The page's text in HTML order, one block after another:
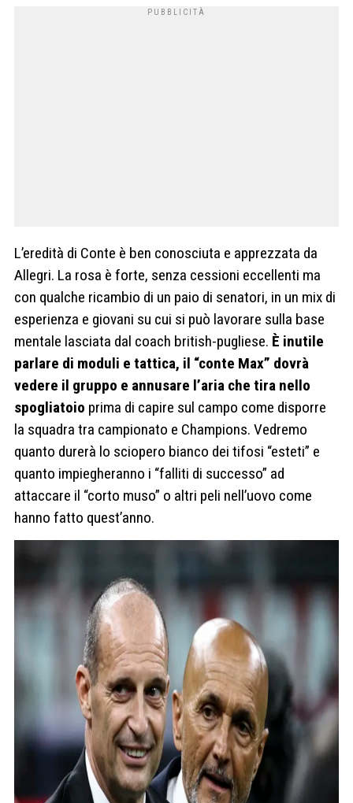
L’eredità di Conte è ben conosciuta e apprezzata da
Allegri. La rosa è forte, senza cessioni eccellenti ma
con qualche ricambio di un paio di senatori, in un mix di
esperienza e giovani su cui si può lavorare sulla base
mentale lasciata dal coach british-pugliese. È inutile
parlare di moduli e tattica, il “conte Max” dovrà
vedere il gruppo e annusare l’aria che tira nello
spogliatoio prima di capire sul campo come disporre
la squadra tra campionato e Champions. Vedremo
quanto durerà lo sciopero bianco dei tifosi “esteti” e
quanto impiegheranno i “falliti di successo” ad
attaccare il “corto muso” o altri peli nell’uovo come
hanno fatto quest’anno.